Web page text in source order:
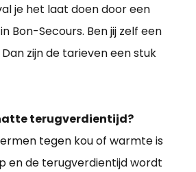
je het laat doen door een
Bon-Secours. Ben jij zelf een
zijn de tarieven een stuk
terugverdientijd?
tegen kou of warmte is
en de terugverdientijd wordt